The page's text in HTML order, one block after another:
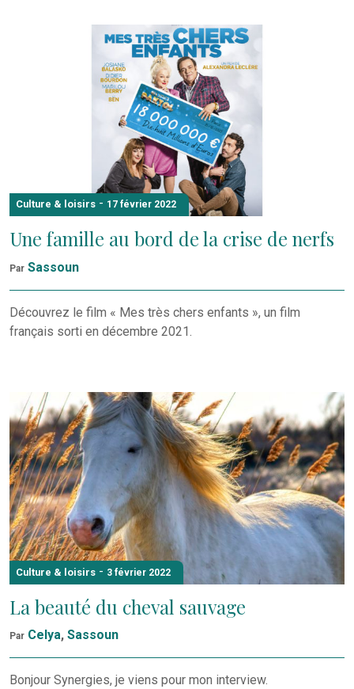
Culture & loisirs - 17 février 2022
Une famille au bord de la crise de nerfs
Par Sassoun
Découvrez le film « Mes très chers enfants », un film
français sorti en décembre 2021.
Culture & loisirs - 3 février 2022
La beauté du cheval sauvage
Par Celya, Sassoun
Bonjour Synergies, je viens pour mon interview.